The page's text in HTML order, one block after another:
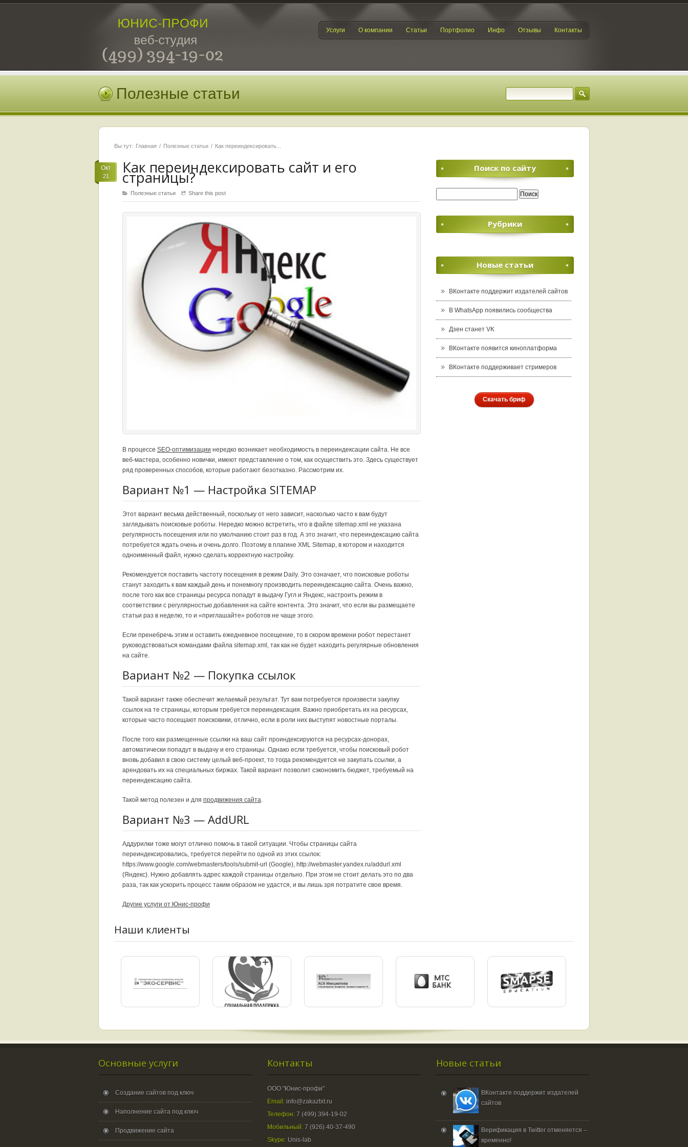
Услуги О компании Статьи Портфолио Инфо Отзывы Контакты
Полезные статьи
Вы тут: Главная Полезные статьи Как переиндексировать...
Окт
21 Как переиндексировать сайт и его
страницы?
Полезные статьи Share this post
В процессе SEO-оптимизации нередко возникает необходимость в переиндексации сайта. Не все
веб-мастера, особенно новички, имеют представление о том, как осуществить это. Здесь существует
ряд проверенных способов, которые работают безотказно. Рассмотрим их.
Вариант №1 — Настройка SITEMAP
Этот вариант весьма действенный, поскольку от него зависит, насколько часто к вам будут
заглядывать поисковые роботы. Нередко можно встретить, что в файле sitemap.xml не указана
регулярность посещения или по умолчанию стоит раз в год. А это значит, что переиндексацию сайта
потребуется ждать очень и очень долго. Поэтому в плагине XML Sitemap, в котором и находится
одноименный файл, нужно сделать корректную настройку.
Рекомендуется поставить частоту посещения в режим Daily. Это означает, что поисковые роботы
станут заходить к вам каждый день и понемногу производить переиндексацию сайта. Очень важно,
после того как все страницы ресурса попадут в выдачу Гугл и Яндекс, настроить режим в
соответствии с регулярностью добавления на сайте контента. Это значит, что если вы размещаете
статьи раз в неделю, то и «приглашайте» роботов не чаще этого.
Если пренебречь этим и оставить ежедневное посещение, то в скором времени робот перестанет
руководствоваться командами файла sitemap.xml, так как не будет находить регулярные обновления
на сайте.
Вариант №2 — Покупка ссылок
Такой вариант также обеспечит желаемый результат. Тут вам потребуется произвести закупку
ссылок на те страницы, которым требуется переиндексация. Важно приобретать их на ресурсах,
которые часто посещают поисковики, отлично, если в роли них выступят новостные порталы.
После того как размещенные ссылки на ваш сайт проиндексируются на ресурсах-донорах,
автоматически попадут в выдачу и его страницы. Однако если требуется, чтобы поисковый робот
вновь добавил в свою систему целый веб-проект, то тогда рекомендуется не закупать ссылки, а
арендовать их на специальных биржах. Такой вариант позволит сэкономить бюджет, требуемый на
переиндексацию сайта.
Такой метод полезен и для продвижения сайта.
Вариант №3 — AddURL
Аддурилки тоже могут отлично помочь в такой ситуации. Чтобы страницы сайта
переиндексировались, требуется перейти по одной из этих ссылок:
https://www.google.com/webmasters/tools/submit-url (Google), http://webmaster.yandex.ru/addurl.xml
(Яндекс). Нужно добавлять адрес каждой страницы отдельно. При этом не стоит делать это по два
раза, так как ускорить процесс таким образом не удастся, и вы лишь зря потратите свое время.
Другие услуги от Юнис-профи
Поиск по сайту
Рубрики
Новые статьи
ВКонтакте поддержит издателей сайтов
В WhatsApp появились сообщества
Дзен станет VK
ВКонтакте появится киноплатформа
ВКонтакте поддерживает стримеров
Скачать бриф
Наши клиенты
Основные услуги
Создание сайтов под ключ
Наполнение сайта под ключ
Продвижение сайта
Контакты
ООО "Юнис-профи"
Email: info@zakaztxt.ru
Телефон: 7 (499) 394-19-02
Мобильный: 7 (926) 40-37-490
Skype: Unis-lab
Новые статьи
ВКонтакте поддержит издателей
сайтов
Верификация в Twitter отменяется –
временно!